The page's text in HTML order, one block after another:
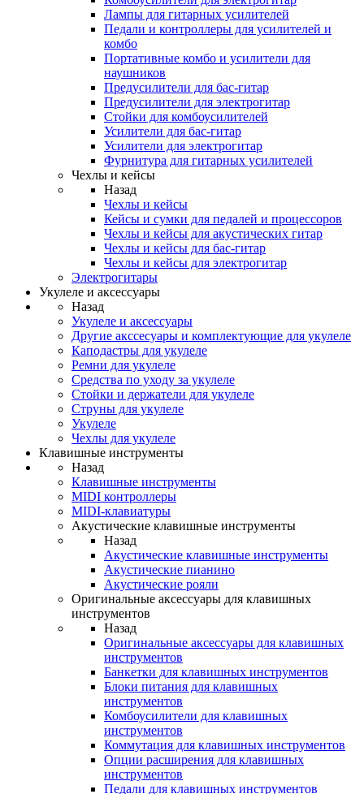
Лампы для гитарных усилителей
Педали и контроллеры для усилителей и
комбо
Портативные комбо и усилители для
наушников
Предусилители для бас-гитар
Предусилители для электрогитар
Стойки для комбоусилителей
Усилители для бас-гитар
Усилители для электрогитар
Фурнитура для гитарных усилителей
Чехлы и кейсы
Назад
Чехлы и кейсы
Кейсы и сумки для педалей и процессоров
Чехлы и кейсы для акустических гитар
Чехлы и кейсы для бас-гитар
Чехлы и кейсы для электрогитар
Электрогитары
Укулеле и аксессуары
Назад
Укулеле и аксессуары
Другие акссесуары и комплектующие для укулеле
Каподастры для укулеле
Ремни для укулеле
Средства по уходу за укулеле
Стойки и держатели для укулеле
Струны для укулеле
Укулеле
Чехлы для укулеле
Клавишные инструменты
Назад
Клавишные инструменты
MIDI контроллеры
MIDI-клавиатуры
Акустические клавишные инструменты
Назад
Акустические клавишные инструменты
Акустические пианино
Акустические рояли
Оригинальные аксессуары для клавишных
инструментов
Назад
Оригинальные аксессуары для клавишных
инструментов
Банкетки для клавишных инструментов
Блоки питания для клавишных
инструментов
Комбоусилители для клавишных
инструментов
Коммутация для клавишных инструментов
Опции расширения для клавишных
инструментов
Педали для клавишных инструментов